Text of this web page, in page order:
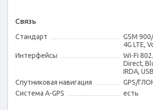
Связь
Стандарт
GSM
4G LTE,
Интерфейсы
Wi-Fi
Direct,
IRDA, USB
Спутниковая навигация
GPS/
Cистема A-GPS
есть